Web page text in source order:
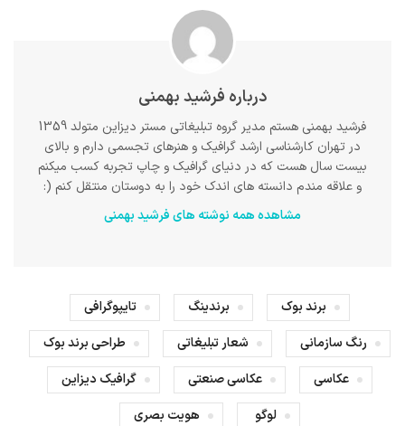
درباره فرشید بهمنی
فرشید بهمنی هستم مدیر گروه تبلیغاتی مستر دیزاین متولد 1359
در تهران کارشناسی ارشد گرافیک و هنرهای تجسمی دارم و بالای
بیست سال هست که در دنیای گرافیک و چاپ تجربه کسب میکنم
و علاقه مندم دانسته های اندک خود را به دوستان منتقل کنم (:
مشاهده همه نوشته های فرشید بهمنی
برند بوک برندینگ
تایپوگرافی
رنگ سازمانی
شعار تبلیغاتی
طراحی برند بوک
عکاسی
عکاسی صنعتی
گرافیک دیزاین
لوگو
هویت بصری